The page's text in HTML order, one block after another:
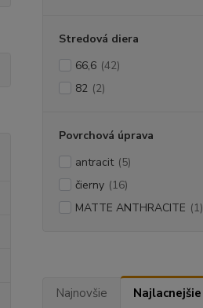
Stredová diera
66,6 (42)
82 (2)
Povrchová úprava
antracit (5)
čierny (16)
MATTE ANTHRACITE (1)
Najnovšie Najlacnejšie